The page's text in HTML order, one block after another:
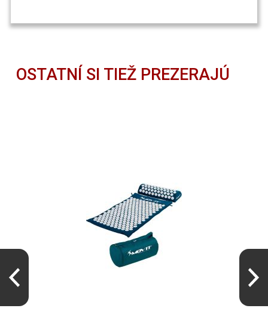
OSTATNÍ SI TIEŽ PREZERAJÚ